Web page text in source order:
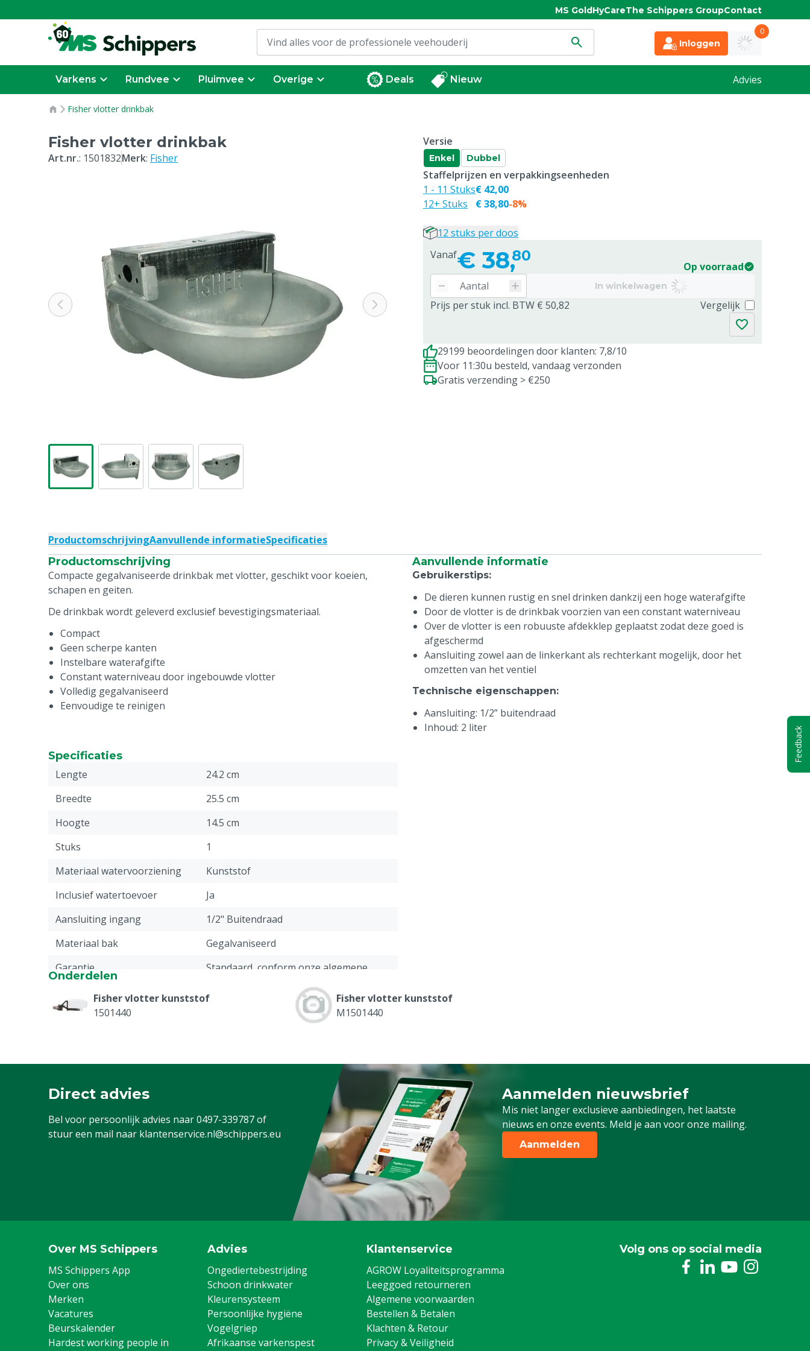
MS GoldHyCareThe Schippers GroupContact
Inloggen
0
Varkens Rundvee Pluimvee Overige Deals Nieuw Advies
Fisher vlotter drinkbak
Fisher vlotter drinkbak
Art.nr.: 1501832Merk: Fisher
Versie
Enkel Dubbel
Vanaf€38,80
Op voorraad
In winkelwagen
Prijs per stuk incl. BTW € 50,82 Vergelijk
Staffelprijzen en verpakkingseenheden
1 - 11 Stuks
12+ Stuks
€ 42,00
€ 38,80-8%
12 stuks per doos
29199 beoordelingen door klanten: 7,8/10
Voor 11:30u besteld, vandaag verzonden
Gratis verzending > €250
ProductomschrijvingAanvullende informatieSpecificaties
Productomschrijving
Compacte gegalvaniseerde drinkbak met vlotter, geschikt voor koeien,
schapen en geiten.
De drinkbak wordt geleverd exclusief bevestigingsmateriaal.
Compact
Geen scherpe kanten
Instelbare waterafgifte
Constant waterniveau door ingebouwde vlotter
Volledig gegalvaniseerd
Eenvoudige te reinigen
Aanvullende informatie
Gebruikerstips:
De dieren kunnen rustig en snel drinken dankzij een hoge waterafgifte
Door de vlotter is de drinkbak voorzien van een constant waterniveau
Over de vlotter is een robuuste afdekklep geplaatst zodat deze goed is
afgeschermd
Aansluiting zowel aan de linkerkant als rechterkant mogelijk, door het
omzetten van het ventiel
Technische eigenschappen:
Aansluiting: 1/2” buitendraad
Inhoud: 2 liter
Specificaties
Lengte
24.2 cm
Breedte
25.5 cm
Hoogte
14.5 cm
Stuks
1
Materiaal watervoorziening
Kunststof
Inclusief watertoevoer
Ja
Aansluiting ingang
1/2" Buitendraad
Materiaal bak
Gegalvaniseerd
Garantie
Standaard, conform onze algemene
vermeld onder het kopje "Klantenservice
-> Klachten & Retour" onderaan deze
Diergroep
Waterafgifte regelbaar
Ja
Versie
Enkel
Inhoud
2 L
Onderdelen
Fisher vlotter kunststof
1501440
Fisher vlotter kunststof
M1501440
Direct advies
Bel voor persoonlijk advies naar0497-339787of
stuur een mail naar klantenservice.nl@schippers.eu
Aanmelden nieuwsbrief
Mis niet langer exclusieve aanbiedingen, het laatste
nieuws en onze events. Meld je aan voor onze mailing.
Schrijf je in voor onze nieuwsbrief
Aanmelden
Over MS Schippers
MS Schippers App
Over ons
Merken
Vacatures
Beurskalender
Hardest working people in
Advies
Ongediertebestrijding
Schoon drinkwater
Kleurensysteem
Persoonlijke hygiëne
Vogelgriep
Afrikaanse varkenspest
Klantenservice
AGROW Loyaliteitsprogramma
Leeggoed retourneren
Algemene voorwaarden
Bestellen & Betalen
Klachten & Retour
Privacy & Veiligheid
Volg ons op social media
Feedback